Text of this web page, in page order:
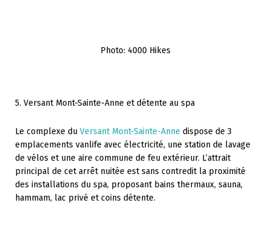
Photo: 4000 Hikes
5. Versant Mont-Sainte-Anne et détente au spa
Le complexe du Versant Mont-Sainte-Anne dispose de 3
emplacements vanlife avec électricité, une station de lavage
de vélos et une aire commune de feu extérieur. L’attrait
principal de cet arrêt nuitée est sans contredit la proximité
des installations du spa, proposant bains thermaux, sauna,
hammam, lac privé et coins détente.